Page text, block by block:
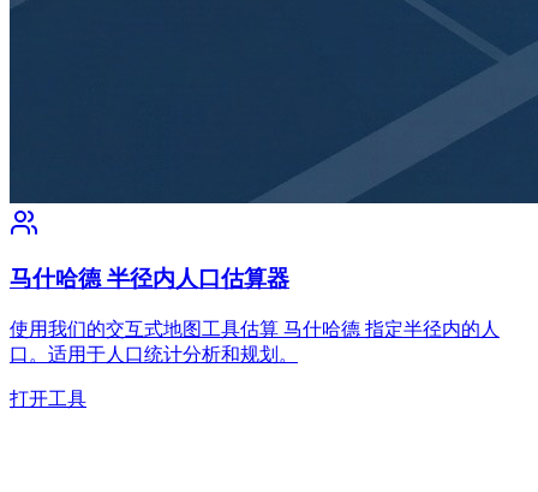
马什哈德 半径内人口估算器
使用我们的交互式地图工具估算 马什哈德 指定半径内的人
口。适用于人口统计分析和规划。
打开工具